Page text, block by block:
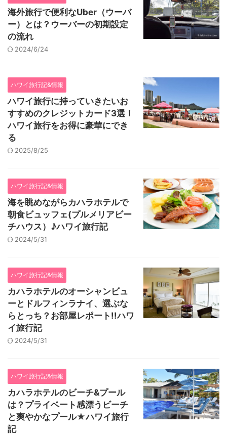
海外旅行で便利なUber（ウーバ
ー）とは？ウーバーの初期設定
の流れ
2024/6/24
ハワイ旅行記&情報
ハワイ旅行に持っていきたいお
すすめのクレジットカード3選！
ハワイ旅行をお得に豪華にでき
る
2025/8/25
ハワイ旅行記&情報
海を眺めながらカハラホテルで
朝食ビュッフェ(プルメリアビー
チハウス）♪ハワイ旅行記
2024/5/31
ハワイ旅行記&情報
カハラホテルのオーシャンビュ
ーとドルフィンラナイ、選ぶな
らとっち？お部屋レポート!!ハワ
イ旅行記
2024/5/31
ハワイ旅行記&情報
カハラホテルのビーチ&プール
は？プライベート感漂うビーチ
と爽やかなプール★ハワイ旅行
記